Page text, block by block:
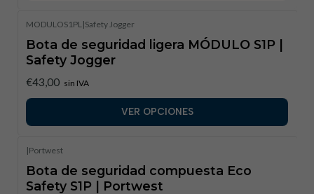
MODULOS1PL|Safety Jogger
Bota de seguridad ligera MÓDULO S1P |
Safety Jogger
€43,00 sin IVA
VER OPCIONES
|Portwest
Bota de seguridad compuesta Eco
Safety S1P | Portwest